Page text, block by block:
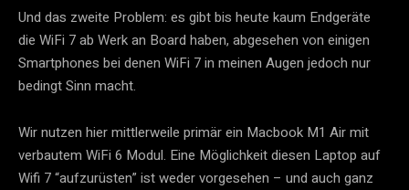
Und das zweite Problem: es gibt bis heute kaum Endgeräte
die WiFi 7 ab Werk an Board haben, abgesehen von einigen
Smartphones bei denen WiFi 7 in meinen Augen jedoch nur
bedingt Sinn macht.
Wir nutzen hier mittlerweile primär ein Macbook M1 Air mit
verbautem WiFi 6 Modul. Eine Möglichkeit diesen Laptop auf
Wifi 7 “aufzurüsten” ist weder vorgesehen – und auch ganz